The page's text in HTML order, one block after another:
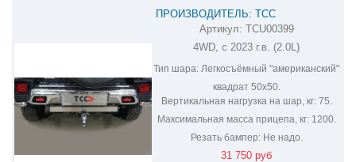
ПРОИЗВОДИТЕЛЬ: ТСС
ФАРКОП НА BAIC BJ40 TCU00399
Артикул: TCU00399
4WD, с 2023 г.в. (2.0L)
Тип шара: Легкосъёмный "американский"
квадрат 50х50.
Вертикальная нагрузка на шар, кг:75.
Максимальная масса прицепа, кг:1200.
Резать бампер:Не надо.
31 750 руб